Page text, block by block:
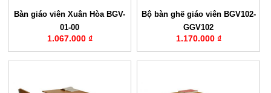
Bàn giáo viên Xuân Hòa BGV-
01-00
1.067.000 ₫
Bộ bàn ghế giáo viên BGV102-
GGV102
1.170.000 ₫